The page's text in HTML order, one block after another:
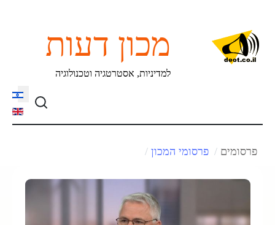
מכון דעות
למדיניות, אסטרטגיה וטכנולוגיה
פרסומים פרסומי המכון